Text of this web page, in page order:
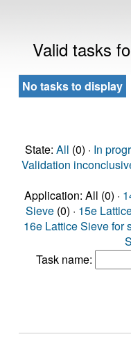
Valid tasks
No tasks to display
State: All (0) · In
Validation
Application: All (0) ·
Sieve (0) · 15e
16e Lattice Sieve for
Task name: